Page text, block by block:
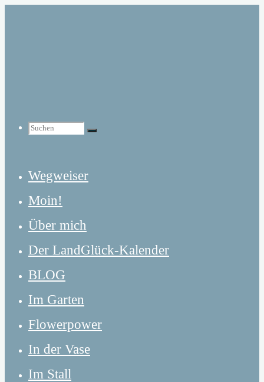
Suchen
Suchen
nach:
Suchen
Wegweiser
Moin!
Über mich
Der LandGlück-Kalender
BLOG
Im Garten
Flowerpower
In der Vase
Im Stall